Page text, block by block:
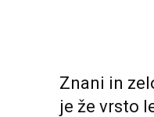
Znani in
je že vrsto